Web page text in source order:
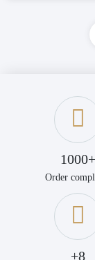
+1000
Order
8+